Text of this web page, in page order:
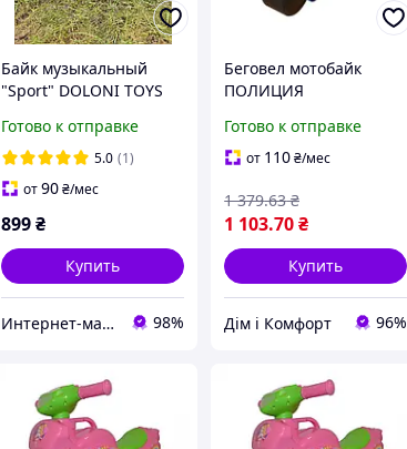
Байк музыкальный
"Sport" DOLONI TOYS
Готово к отправке
5.0 (1)
от90₴/мес
899₴
Купить
Интернет-магазин elfik.in.ua 98%
Беговел мотобайк
ПОЛИЦИЯ
продажу!
Готово к отправке
от 110₴/мес
1 103.70₴
1 379.63 ₴
Купить
Дім і Комфорт 96%